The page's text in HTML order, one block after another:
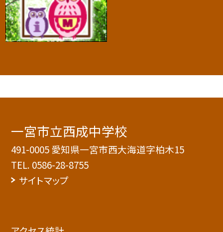
一宮市立西成中学校
491-0005 愛知県一宮市西大海道字柏木15
TEL. 0586-28-8755
サイトマップ